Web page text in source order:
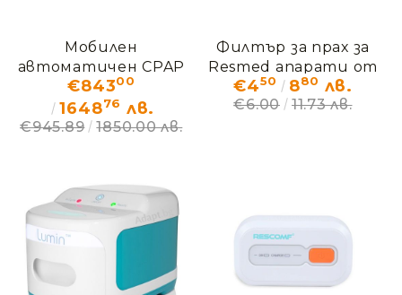
Мобилен
автоматичен CPAP
апарат BMC M1 mini
€84300
164876 лв.
€945.89 1850.00 лв.
Филтър за прах за
Resmed апарати от
сериите S9 и
AirSense 10
€450 880 лв.
€6.00 11.73 лв.